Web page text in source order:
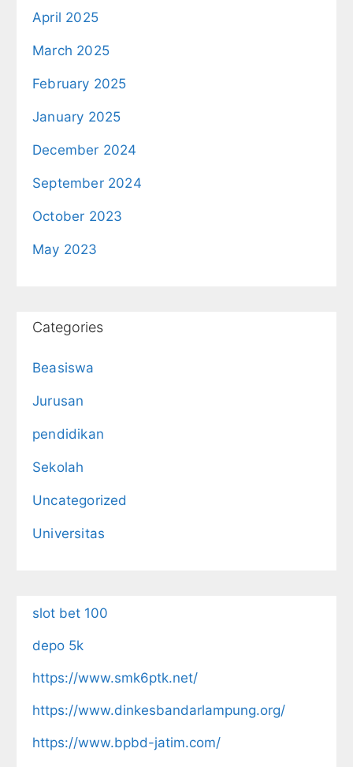
April 2025
March 2025
February 2025
January 2025
December 2024
September 2024
October 2023
May 2023
Categories
Beasiswa
Jurusan
pendidikan
Sekolah
Uncategorized
Universitas
slot bet 100
depo 5k
https://www.smk6ptk.net/
https://www.dinkesbandarlampung.org/
https://www.bpbd-jatim.com/